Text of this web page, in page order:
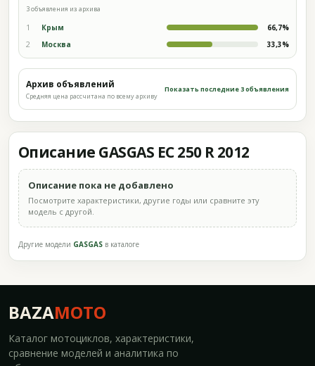
3 объявления из архива
1 Крым 66,7%
2 Москва 33,3%
Архив объявлений
Средняя цена рассчитана по всему архиву
Показать последние 3 объявления
Описание GASGAS EC 250 R 2012
Описание пока не добавлено
Посмотрите характеристики, другие годы или сравните эту
модель с другой.
Другие модели GASGAS в каталоге
BAZAMOTO
Каталог мотоциклов, характеристики,
сравнение моделей и аналитика по